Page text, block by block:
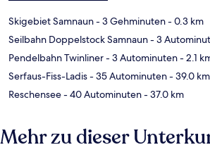
Skigebiet Samnaun- 3 Gehminuten- 0.3 km
Seilbahn Doppelstock Samnaun- 3
Pendelbahn Twinliner- 3 Autominuten- 2.1
Serfaus-Fiss-Ladis- 35 Autominuten- 39.0 km
Reschensee- 40 Autominuten- 37.0 km
Mehr zu dieser